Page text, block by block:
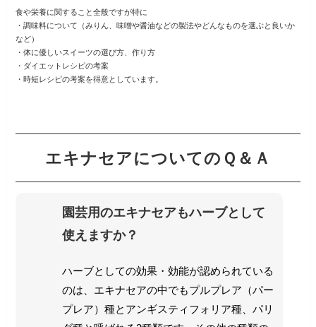
食や栄養に関すること全般ですが特に
・調味料について（みりん、味噌や醤油などの製法やどんなものを選ぶと良いか
など）
・体に優しいスイーツの選び方、作り方
・ダイエットレシピの考案
・時短レシピの考案を得意としています。
エキナセアについてのＱ＆Ａ
園芸用のエキナセアもハーブとして
使えますか？
ハーブとしての効果・効能が認められている
のは、エキナセアの中でもプルプレア（パー
プレア）種とアンギスティフォリア種、パリ